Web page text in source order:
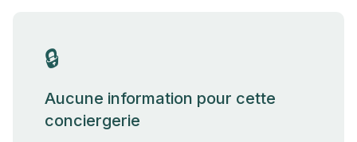
🔒
Aucune information pour cette
conciergerie